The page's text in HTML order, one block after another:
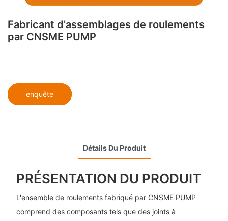
Fabricant d'assemblages de roulements
par CNSME PUMP
enquête
Détails Du Produit
PRÉSENTATION DU PRODUIT
L'ensemble de roulements fabriqué par CNSME PUMP
comprend des composants tels que des joints à